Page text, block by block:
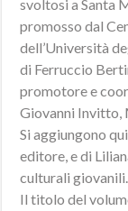
svoltosi a Santa
promosso dal
dell’Università
di Ferruccio
promotore e
Giovanni Invitto,
Si aggiungono
editore, e di
culturali giovanili.
Il titolo del